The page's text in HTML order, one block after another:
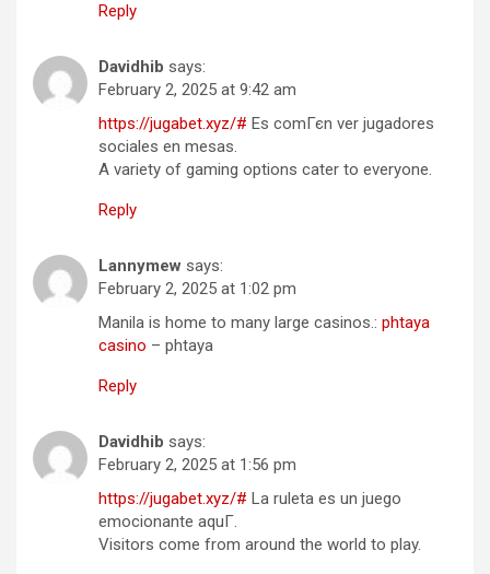
Reply
Davidhib says:
February 2, 2025 at 9:42 am
https://jugabet.xyz/# Es comГєn ver jugadores
sociales en mesas.
A variety of gaming options cater to everyone.
Reply
Lannymew says:
February 2, 2025 at 1:02 pm
Manila is home to many large casinos.: phtaya
casino – phtaya
Reply
Davidhib says:
February 2, 2025 at 1:56 pm
https://jugabet.xyz/# La ruleta es un juego
emocionante aquГ­.
Visitors come from around the world to play.